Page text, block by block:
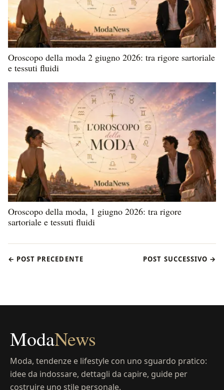
Oroscopo della moda 2 giugno 2026: tra rigore sartoriale
e tessuti fluidi
Oroscopo della moda, 1 giugno 2026: tra rigore
sartoriale e tessuti fluidi
← POST PRECEDENTE POST SUCCESSIVO →
ModaNews
Moda, tendenze e lifestyle con uno sguardo pratico:
idee da indossare, dettagli da capire, guide per
costruire uno stile personale.